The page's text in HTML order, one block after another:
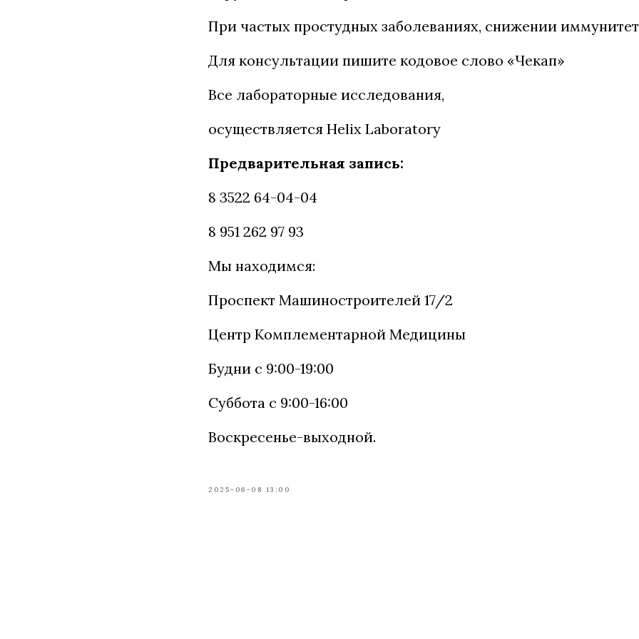
При частых простудных заболеваниях, снижении
Для консультации пишите кодовое слово «Чекап»
Все лабораторные исследования,
осуществляется Helix Laboratory
Предварительная запись:
8 3522 64-04-04
8 951 262 97 93
Мы находимся:
Проспект Машиностроителей 17/2
Центр Комплементарной Медицины
Будни с 9:00-19:00
Суббота с 9:00-16:00
Воскресенье-выходной.
2025-06-08 13:00